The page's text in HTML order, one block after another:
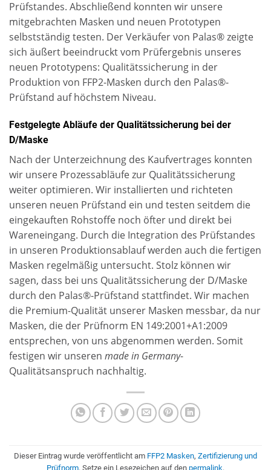
Prüfstandes. Abschließend konnten wir unsere
mitgebrachten Masken und neuen Prototypen
selbstständig testen. Der Verkäufer von Palas® zeigte
sich äußert beeindruckt vom Prüfergebnis unseres
neuen Prototypens: Qualitätssicherung in der
Produktion von FFP2-Masken durch den Palas®-
Prüfstand auf höchstem Niveau.
Festgelegte Abläufe der Qualitätssicherung bei der
D/Maske
Nach der Unterzeichnung des Kaufvertrages konnten
wir unsere Prozessabläufe zur Qualitätssicherung
weiter optimieren. Wir installierten und richteten
unseren neuen Prüfstand ein und testen seitdem die
eingekauften Rohstoffe noch öfter und direkt bei
Wareneingang. Durch die Integration des Prüfstandes
in unseren Produktionsablauf werden auch die fertigen
Masken regelmäßig untersucht. Stolz können wir
sagen, dass bei uns Qualitätssicherung der D/Maske
durch den Palas®-Prüfstand stattfindet. Wir machen
die Premium-Qualität unserer Masken messbar, da nur
Masken, die der Prüfnorm EN 149:2001+A1:2009
entsprechen, von uns abgenommen werden. Somit
festigen wir unseren made in Germany-
Qualitätsanspruch nachhaltig.
Dieser Eintrag wurde veröffentlicht am FFP2 Masken, Zertifizierung und
Prüfnorm. Setze ein Lesezeichen auf den permalink.